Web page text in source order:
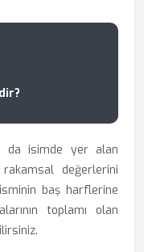
da isimde yer alan
değerlerini
baş harflerine
toplamı olan